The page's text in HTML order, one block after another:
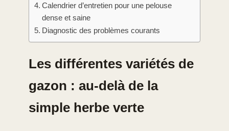
Calendrier d’entretien pour une pelouse
dense et saine
Diagnostic des problèmes courants
Les différentes variétés de
gazon : au-delà de la
simple herbe verte